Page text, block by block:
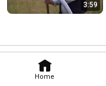
Home
3:59